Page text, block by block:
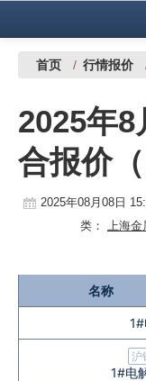
中国有色金属报社主办
铜镍铅锌
铝
稀有稀土
科技
首页 / 行情报价
2025年
合报价
2025年08月08日
类： 上海金
名称
沪
1#电